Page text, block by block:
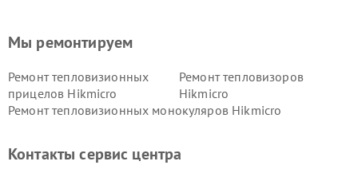
Мы ремонтируем
Ремонт тепловизионных
прицелов Hikmicro
Ремонт тепловизоров
Hikmicro
Ремонт тепловизионных монокуляров Hikmicro
Контакты сервис центра